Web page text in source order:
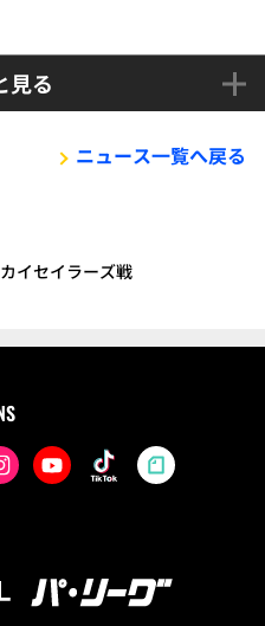
見る
ニュース一覧へ戻る
イセイラーズ戦